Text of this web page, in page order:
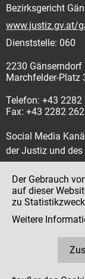
Bezirksgericht
www.justiz.gv.at/
Dienststelle: 060
2230 Gänserndorf
Marchfelder-Platz
Telefon: +43 2282
Fax: +43 2282
Social Media
der Justiz und des
Impressum
Datenschutz
Der Gebrauch
auf dieser
zu
Weitere